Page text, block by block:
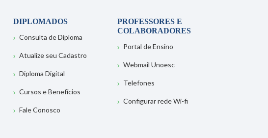
DIPLOMADOS
Consulta de Diploma
Atualize seu Cadastro
Diploma Digital
Cursos e Benefícios
Fale Conosco
PROFESSORES E
COLABORADORES
Portal de Ensino
Webmail Unoesc
Telefones
Configurar rede Wi-fi